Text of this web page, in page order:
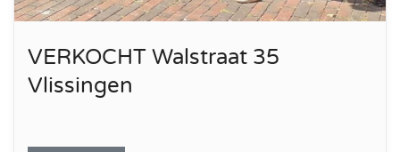
VERKOCHT Walstraat 35
Vlissingen